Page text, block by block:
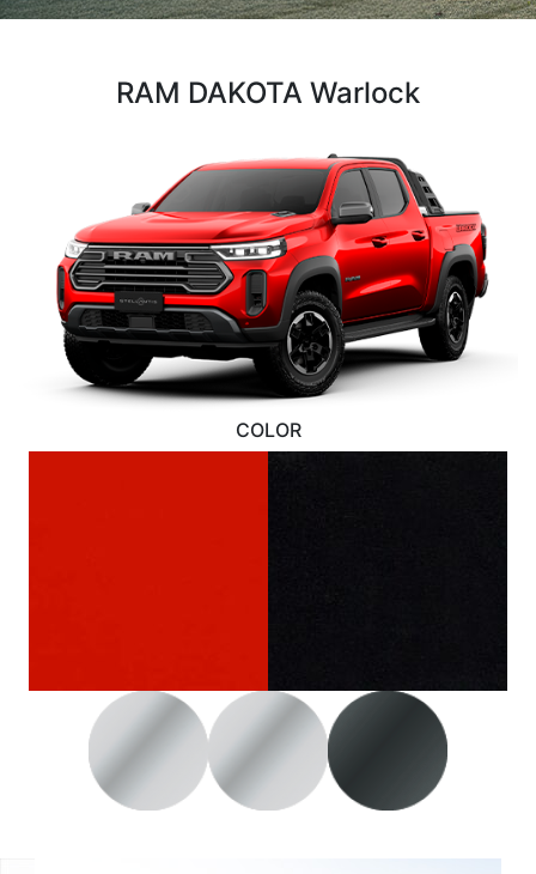
RAM DAKOTA Warlock
COLOR